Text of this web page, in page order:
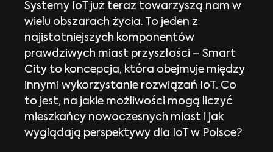
Systemy IoT już teraz towarzyszą nam w
wielu obszarach życia. To jeden z
najistotniejszych komponentów
prawdziwych miast przyszłości – Smart
City to koncepcja, która obejmuje między
innymi wykorzystanie rozwiązań IoT. Co
to jest, na jakie możliwości mogą liczyć
mieszkańcy nowoczesnych miast i jak
wyglądają perspektywy dla IoT w Polsce?